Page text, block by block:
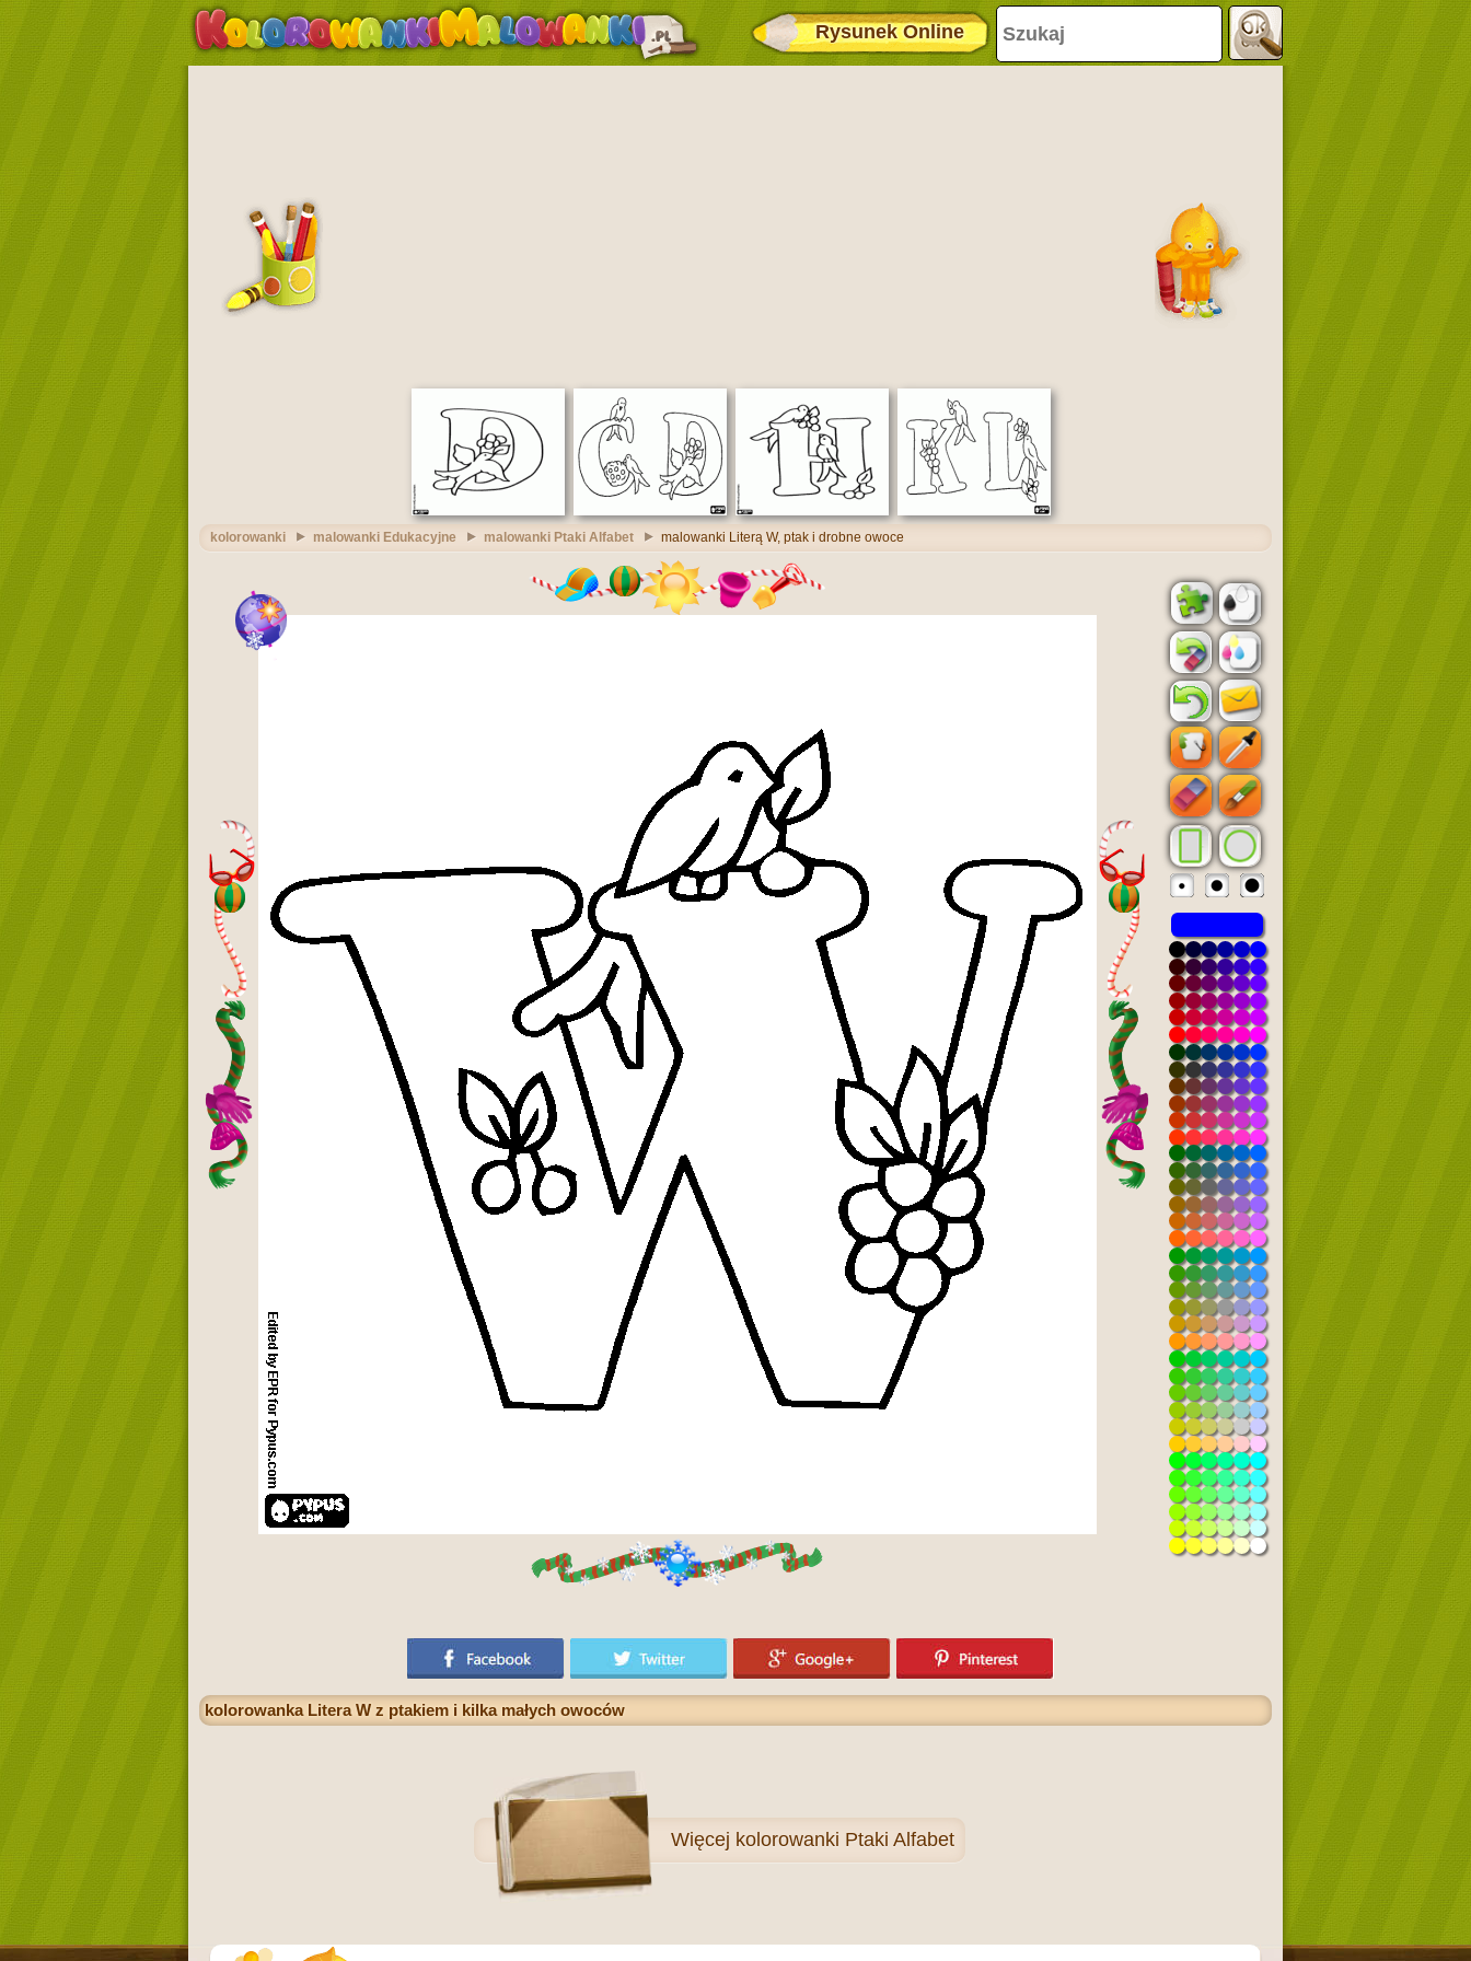
Rysunek Online
kolorowanki malowanki Edukacyjne malowanki Ptaki Alfabet malowanki Literą W, ptak i drobne owoce
kolorowanka Litera W z ptakiem i kilka małych owoców
Więcej kolorowanki Ptaki Alfabet